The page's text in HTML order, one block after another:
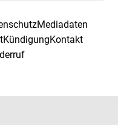
Mediadaten
KündigungKontakt